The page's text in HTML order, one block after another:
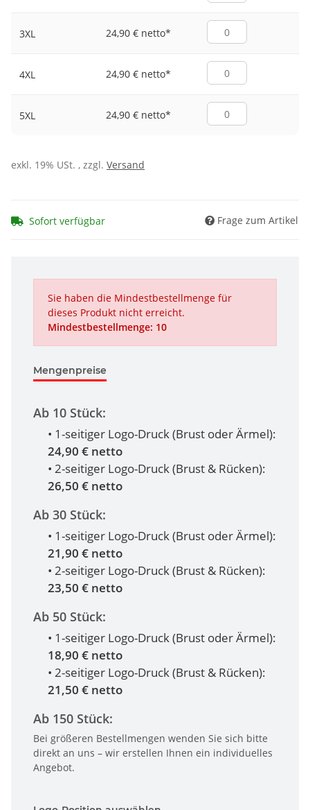
3XL 24,90 € netto*
4XL 24,90 € netto*
5XL 24,90 € netto*
exkl. 19% USt. , zzgl. Versand
Sofort verfügbar Frage zum Artikel
Sie haben die Mindestbestellmenge für
dieses Produkt nicht erreicht.
Mindestbestellmenge: 10
Mengenpreise
Ab 10 Stück:
• 1-seitiger Logo-Druck (Brust oder Ärmel):
24,90 € netto
• 2-seitiger Logo-Druck (Brust & Rücken):
26,50 € netto
Ab 30 Stück:
• 1-seitiger Logo-Druck (Brust oder Ärmel):
21,90 € netto
• 2-seitiger Logo-Druck (Brust & Rücken):
23,50 € netto
Ab 50 Stück:
• 1-seitiger Logo-Druck (Brust oder Ärmel):
18,90 € netto
• 2-seitiger Logo-Druck (Brust & Rücken):
21,50 € netto
Ab 150 Stück:
Bei größeren Bestellmengen wenden Sie sich bitte
direkt an uns – wir erstellen Ihnen ein individuelles
Angebot.